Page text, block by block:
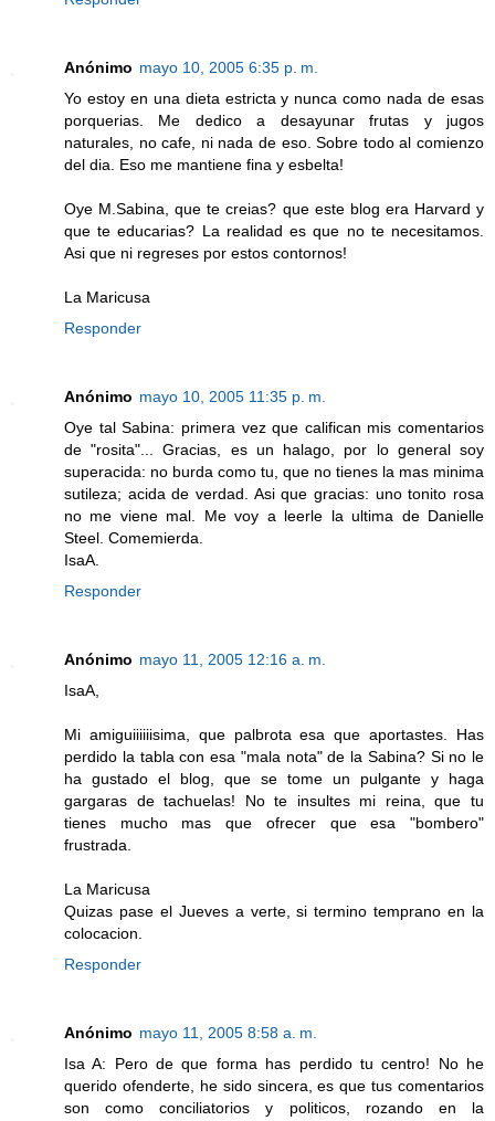
Anónimo mayo 10, 2005 6:35 p. m.
Yo estoy en una dieta estricta y nunca como nada de esas
porquerias. Me dedico a desayunar frutas y jugos
naturales, no cafe, ni nada de eso. Sobre todo al comienzo
del dia. Eso me mantiene fina y esbelta!
Oye M.Sabina, que te creias? que este blog era Harvard y
que te educarias? La realidad es que no te necesitamos.
Asi que ni regreses por estos contornos!
La Maricusa
Responder
Anónimo mayo 10, 2005 11:35 p. m.
Oye tal Sabina: primera vez que califican mis comentarios
de "rosita"... Gracias, es un halago, por lo general soy
superacida: no burda como tu, que no tienes la mas minima
sutileza; acida de verdad. Asi que gracias: uno tonito rosa
no me viene mal. Me voy a leerle la ultima de Danielle
Steel. Comemierda.
IsaA.
Responder
Anónimo mayo 11, 2005 12:16 a. m.
IsaA,
Mi amiguiiiiiisima, que palbrota esa que aportastes. Has
perdido la tabla con esa "mala nota" de la Sabina? Si no le
ha gustado el blog, que se tome un pulgante y haga
gargaras de tachuelas! No te insultes mi reina, que tu
tienes mucho mas que ofrecer que esa "bombero"
frustrada.
La Maricusa
Quizas pase el Jueves a verte, si termino temprano en la
colocacion.
Responder
Anónimo mayo 11, 2005 8:58 a. m.
Isa A: Pero de que forma has perdido tu centro! No he
querido ofenderte, he sido sincera, es que tus comentarios
son como conciliatorios y politicos, rozando en la